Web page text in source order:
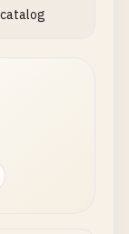
catalog